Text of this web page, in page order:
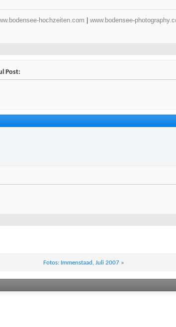
hochzeiten.com www.bodensee-
Post:
Fotos: Immenstaad, Juli 2007 »